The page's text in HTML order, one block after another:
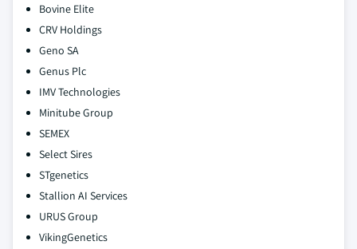
Bovine Elite
CRV Holdings
Geno SA
Genus Plc
IMV Technologies
Minitube Group
SEMEX
Select Sires
STgenetics
Stallion AI Services
URUS Group
VikingGenetics